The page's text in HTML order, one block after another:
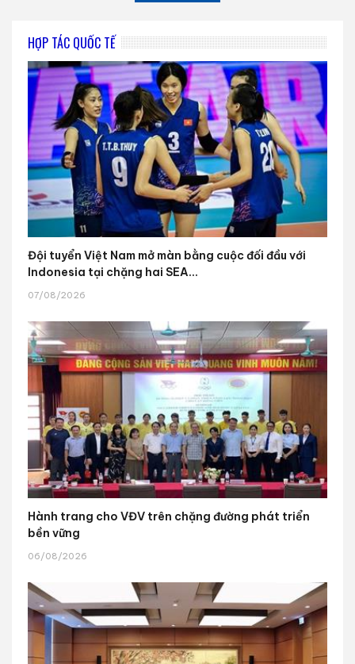
HỢP TÁC QUỐC TẾ
Đội tuyển Việt Nam mở màn bằng cuộc đối đầu với
Indonesia tại chặng hai SEA...
07/08/2026
Hành trang cho VĐV trên chặng đường phát triển
bền vững
06/08/2026